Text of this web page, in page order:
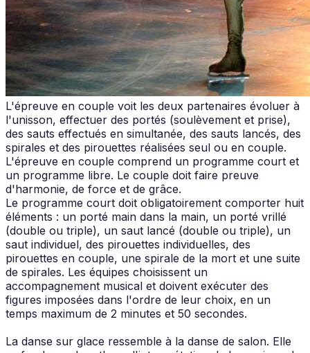
L'épreuve en couple voit les deux partenaires évoluer à
l'unisson, effectuer des portés (soulèvement et prise),
des sauts effectués en simultanée, des sauts lancés, des
spirales et des pirouettes réalisées seul ou en couple.
L'épreuve en couple comprend un programme court et
un programme libre. Le couple doit faire preuve
d'harmonie, de force et de grâce.
Le programme court doit obligatoirement comporter huit
éléments : un porté main dans la main, un porté vrillé
(double ou triple), un saut lancé (double ou triple), un
saut individuel, des pirouettes individuelles, des
pirouettes en couple, une spirale de la mort et une suite
de spirales. Les équipes choisissent un
accompagnement musical et doivent exécuter des
figures imposées dans l'ordre de leur choix, en un
temps maximum de 2 minutes et 50 secondes.
La danse sur glace ressemble à la danse de salon. Elle